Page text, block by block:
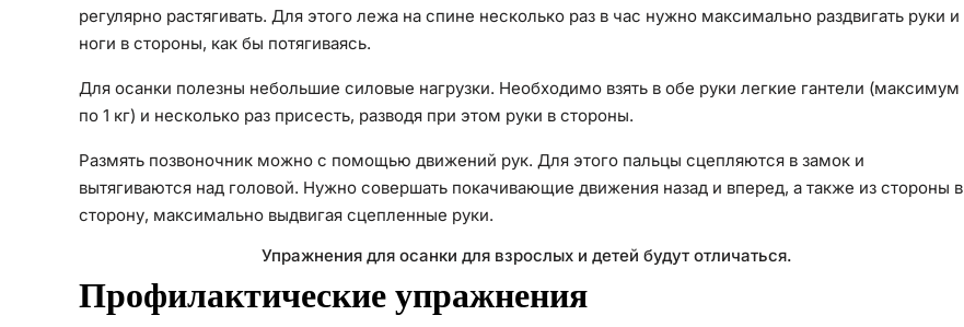
регулярно растягивать. Для этого лежа на спине несколько раз в час нужно максимально раздвигать руки и
ноги в стороны, как бы потягиваясь.
Для осанки полезны небольшие силовые нагрузки. Необходимо взять в обе руки легкие гантели (максимум
по 1 кг) и несколько раз присесть, разводя при этом руки в стороны.
Размять позвоночник можно с помощью движений рук. Для этого пальцы сцепляются в замок и
вытягиваются над головой. Нужно совершать покачивающие движения назад и вперед, а также из стороны в
сторону, максимально выдвигая сцепленные руки.
Упражнения для осанки для взрослых и детей будут отличаться.
Профилактические упражнения